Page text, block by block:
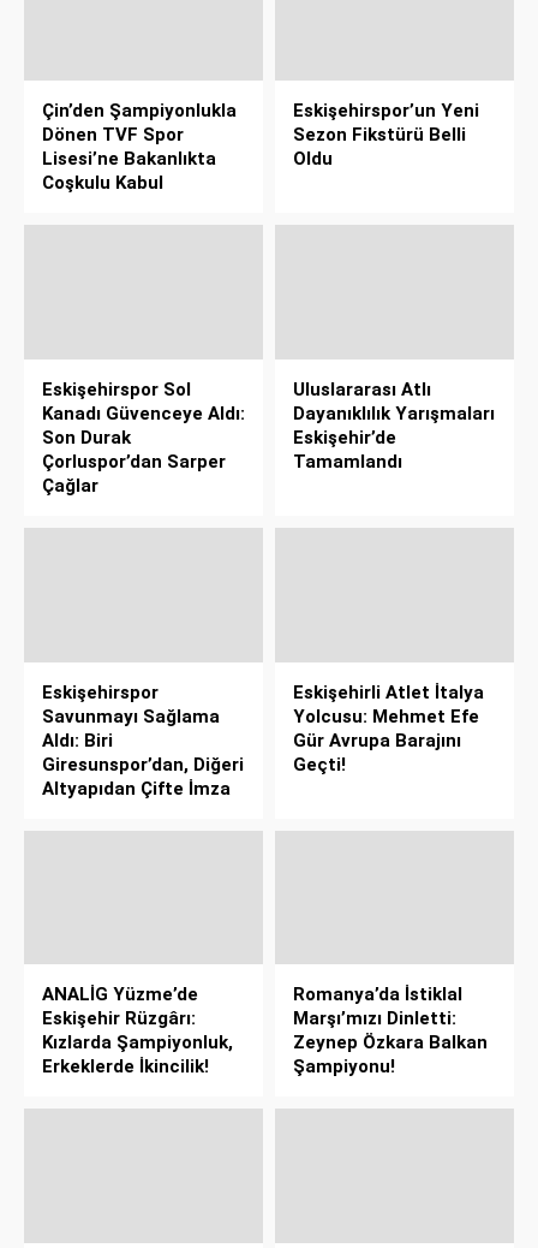
Çin’den Şampiyonlukla
Dönen TVF Spor
Lisesi’ne Bakanlıkta
Coşkulu Kabul
Eskişehirspor’un Yeni
Sezon Fikstürü Belli
Oldu
Eskişehirspor Sol
Kanadı Güvenceye Aldı:
Son Durak
Çorluspor’dan Sarper
Çağlar
Uluslararası Atlı
Dayanıklılık Yarışmaları
Eskişehir’de
Tamamlandı
Eskişehirspor
Savunmayı Sağlama
Aldı: Biri
Giresunspor’dan, Diğeri
Altyapıdan Çifte İmza
Eskişehirli Atlet İtalya
Yolcusu: Mehmet Efe
Gür Avrupa Barajını
Geçti!
ANALİG Yüzme’de
Eskişehir Rüzgârı:
Kızlarda Şampiyonluk,
Erkeklerde İkincilik!
Romanya’da İstiklal
Marşı’mızı Dinletti:
Zeynep Özkara Balkan
Şampiyonu!